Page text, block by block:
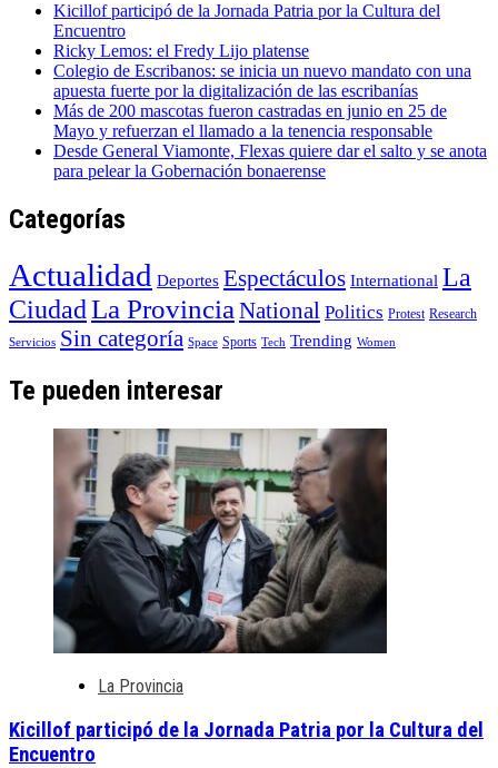
Kicillof participó de la Jornada Patria por la Cultura del
Encuentro
Ricky Lemos: el Fredy Lijo platense
Colegio de Escribanos: se inicia un nuevo mandato con una
apuesta fuerte por la digitalización de las escribanías
Más de 200 mascotas fueron castradas en junio en 25 de
Mayo y refuerzan el llamado a la tenencia responsable
Desde General Viamonte, Flexas quiere dar el salto y se anota
para pelear la Gobernación bonaerense
Categorías
Actualidad Deportes Espectáculos International La
Ciudad La Provincia National Politics Protest Research
Servicios Sin categoría Space Sports Tech Trending Women
Te pueden interesar
La Provincia
Kicillof participó de la Jornada Patria por la Cultura del
Encuentro